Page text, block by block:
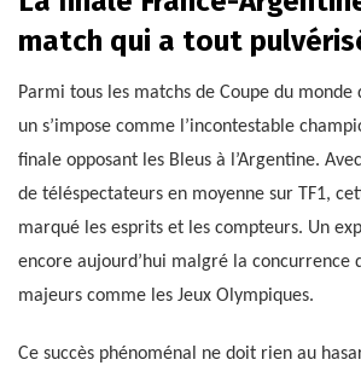
match qui a tout
Parmi tous les matchs de Coupe du monde
un s’impose comme l’incontestable
finale opposant les Bleus à l’Argentine.
de téléspectateurs en moyenne sur TF1,
marqué les esprits et les compteurs. Un
encore aujourd’hui malgré la concurrence
majeurs comme les Jeux Olympiques.
Ce succès phénoménal ne doit rien au